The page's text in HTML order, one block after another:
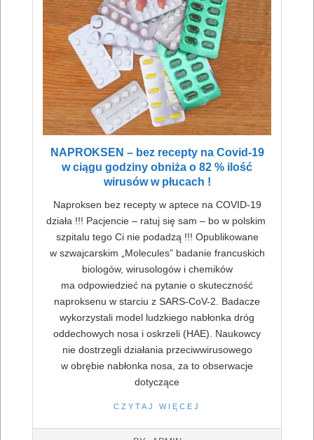
NAPROKSEN – bez recepty na Covid-19
w ciągu godziny obniża o 82 % ilość
wirusów w płucach !
Naproksen bez recepty w aptece na COVID-19
działa !!! Pacjencie – ratuj się sam – bo w polskim
szpitalu tego Ci nie podadzą !!! Opublikowane
w szwajcarskim „Molecules” badanie francuskich
biologów, wirusologów i chemików
ma odpowiedzieć na pytanie o skuteczność
naproksenu w starciu z SARS-CoV-2. Badacze
wykorzystali model ludzkiego nabłonka dróg
oddechowych nosa i oskrzeli (HAE). Naukowcy
nie dostrzegli działania przeciwwirusowego
w obrębie nabłonka nosa, za to obserwacje
dotyczące
CZYTAJ WIĘCEJ